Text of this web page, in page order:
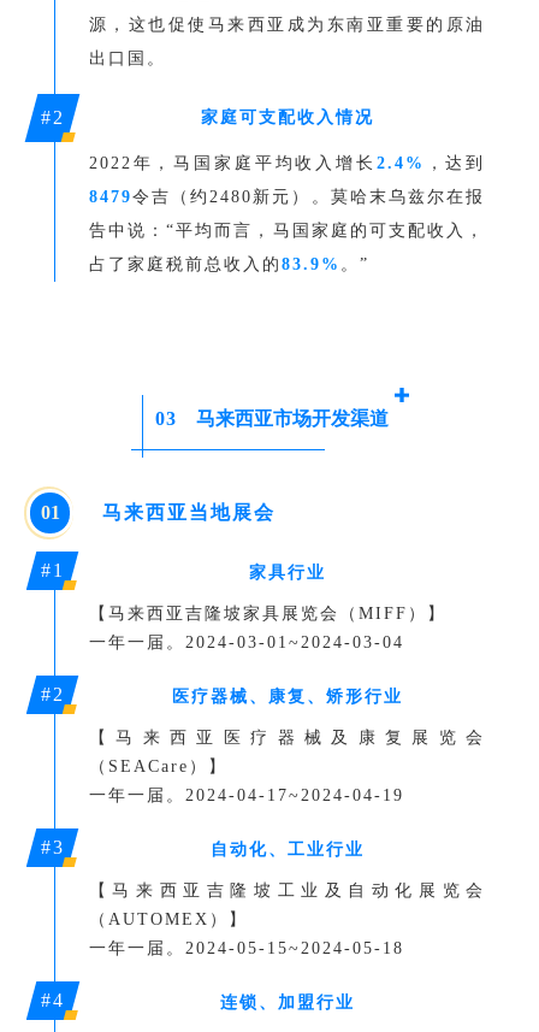
源，这也促使马来西亚成为东南亚重要的原油
出口国。
#2 家庭可支配收入情况
2022年，马国家庭平均收入增长 2.4%
，达到
8479令吉（约2480新元）。莫哈末乌兹尔在报
告中说：“平均而言，马国家庭的可支配收入，
占了家庭税前总收入的 83.9% 。”
03 马来西亚市场开发渠道
01 马来西亚当地展会
#1 家具行业
【马来西亚吉隆坡家具展览会（MIFF）】
一年一届。2024-03-01~2024-03-04
#2 医疗器械、康复、矫形行业
【马来西亚医疗器械及康复展览会
（SEACare）】
一年一届。2024-04-17~2024-04-19
#3 自动化、工业行业
【马来西亚吉隆坡工业及自动化展览会
（AUTOMEX）】
一年一届。2024-05-15~2024-05-18
#4 连锁、加盟行业